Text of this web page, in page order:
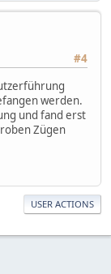
#4
werden.
und fand erst
Zügen
USER ACTIONS